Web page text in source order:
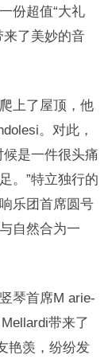
份超值“大礼
来了美妙的音
上了屋顶，他
。对此，
是一件很头痛
。”特立独行的
乐团首席圆号
自然合为一
首席M arie-
带来了
艳羡，纷纷发